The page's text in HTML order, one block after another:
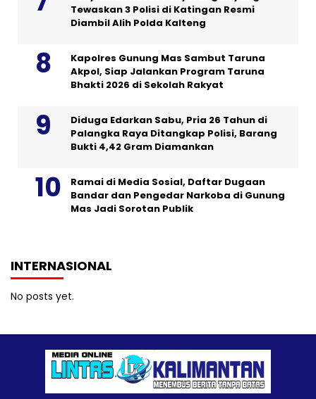
Tewaskan 3 Polisi di Katingan Resmi
Diambil Alih Polda Kalteng
Kapolres Gunung Mas Sambut Taruna
Akpol, Siap Jalankan Program Taruna
Bhakti 2026 di Sekolah Rakyat
Diduga Edarkan Sabu, Pria 26 Tahun di
Palangka Raya Ditangkap Polisi, Barang
Bukti 4,42 Gram Diamankan
Ramai di Media Sosial, Daftar Dugaan
Bandar dan Pengedar Narkoba di Gunung
Mas Jadi Sorotan Publik
INTERNASIONAL
No posts yet.